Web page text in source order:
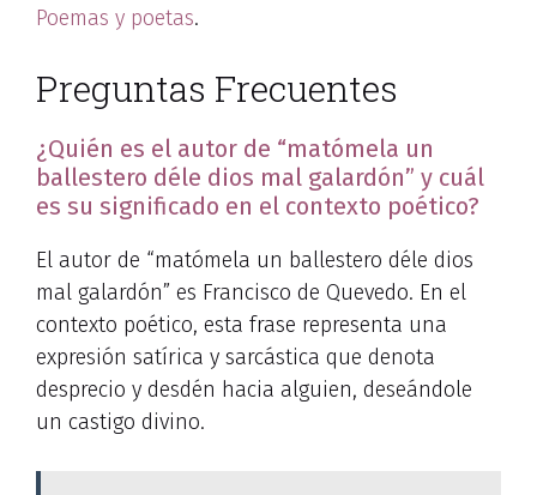
Poemas y poetas.
Preguntas Frecuentes
¿Quién es el autor de “matómela un
ballestero déle dios mal galardón” y cuál
es su significado en el contexto poético?
El autor de “matómela un ballestero déle dios
mal galardón” es Francisco de Quevedo. En el
contexto poético, esta frase representa una
expresión satírica y sarcástica que denota
desprecio y desdén hacia alguien, deseándole
un castigo divino.